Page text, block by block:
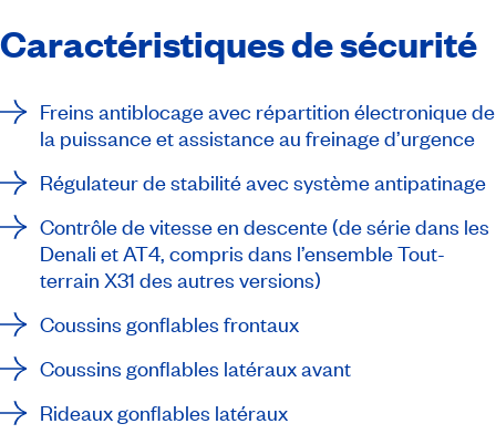
Caractéristiques de sécurité
Freins antiblocage avec répartition électronique de
la puissance et assistance au freinage d’urgence
Régulateur de stabilité avec système antipatinage
Contrôle de vitesse en descente (de série dans les
Denali et AT4, compris dans l’ensemble Tout-
terrain X31 des autres versions)
Coussins gonflables frontaux
Coussins gonflables latéraux avant
Rideaux gonflables latéraux